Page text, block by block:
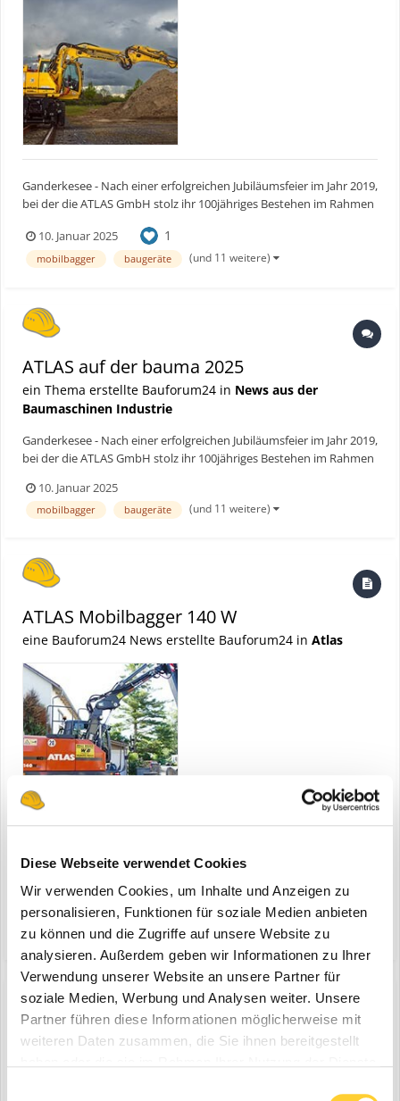
Diese Webseite verwendet Cookies
Wir verwenden Cookies, um Inhalte und Anzeigen zu
personalisieren, Funktionen für soziale Medien anbieten
zu können und die Zugriffe auf unsere Website zu
analysieren. Außerdem geben wir Informationen zu Ihrer
Verwendung unserer Website an unsere Partner für
soziale Medien, Werbung und Analysen weiter. Unsere
Partner führen diese Informationen möglicherweise mit
weiteren Daten zusammen, die Sie ihnen bereitgestellt
Ganderkesee - Nach einer erfolgreichen Jubiläumsfeier im Jahr 2019,
bei der die ATLAS GmbH stolz ihr 100jähriges Bestehen im Rahmen
weltweit führenden Fachmesse für Bau- und Baumaschinen
teilnehmen. Die 34. bauma, die als bedeutender...
10. Januar 2025 1
mobilbagger baugeräte (und 11 weitere)
ATLAS auf der bauma 2025
ein Thema erstellte Bauforum24 in News aus der
Baumaschinen Industrie
Ganderkesee - Nach einer erfolgreichen Jubiläumsfeier im Jahr 2019,
bei der die ATLAS GmbH stolz ihr 100jähriges Bestehen im Rahmen
weltweit führenden Fachmesse für Bau- und Baumaschinen
teilnehmen. Die 34. bauma, die als bedeutender...
10. Januar 2025
mobilbagger baugeräte (und 11 weitere)
ATLAS Mobilbagger 140 W
eine Bauforum24 News erstellte Bauforum24 in Atlas
Ganderkesee - Der 16-Tonnen ATLAS Bagger zeigt was mit präziser
auch exakte getimte Haltekraft bieten beste Arbeitsmöglichkeiten -
Seit 50 Jahren ATLAS im Einsatz Bauforum24 Artikel (09.09.2024):
ATLAS Zweiwegebagger 235RR...
29. Oktober 2024 2
leitungsbau willi bauer (und 7 weitere)
ATLAS Mobilbagger 140 W